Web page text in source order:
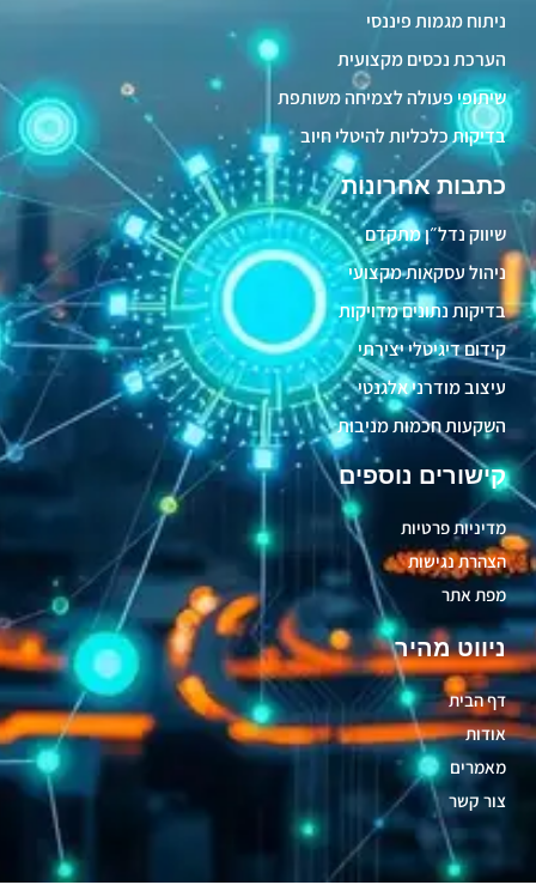
ניווט מהיר
דף הבית
אודות
מאמרים
צור קשר
קישורים נוספים
מדיניות פרטיות
הצהרת נגישות
מפת אתר
כתבות אחרונות
שיווק נדל״ן מתקדם
ניהול עסקאות מקצועי
בדיקות נתונים מדויקות
קידום דיגיטלי יצירתי
עיצוב מודרני אלגנטי
השקעות חכמות מניבות
ניתוח מגמות פיננסי
הערכת נכסים מקצועית
שיתופי פעולה לצמיחה משותפת
בדיקות כלכליות להיטלי חיוב